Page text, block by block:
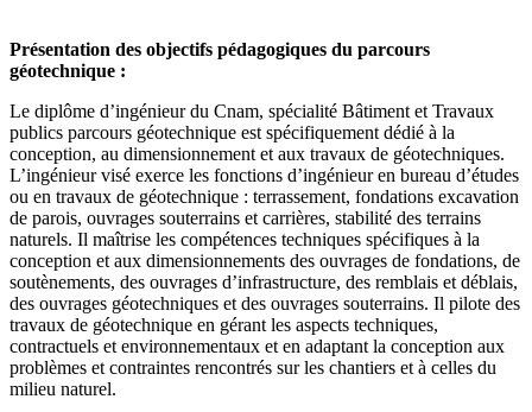
Présentation des objectifs pédagogiques du parcours
géotechnique :
Le diplôme d’ingénieur du Cnam, spécialité Bâtiment et Travaux
publics parcours géotechnique est spécifiquement dédié à la
conception, au dimensionnement et aux travaux de géotechniques.
L’ingénieur visé exerce les fonctions d’ingénieur en bureau d’études
ou en travaux de géotechnique : terrassement, fondations excavation
de parois, ouvrages souterrains et carrières, stabilité des terrains
naturels. Il maîtrise les compétences techniques spécifiques à la
conception et aux dimensionnements des ouvrages de fondations, de
soutènements, des ouvrages d’infrastructure, des remblais et déblais,
des ouvrages géotechniques et des ouvrages souterrains. Il pilote des
travaux de géotechnique en gérant les aspects techniques,
contractuels et environnementaux et en adaptant la conception aux
problèmes et contraintes rencontrés sur les chantiers et à celles du
milieu naturel.